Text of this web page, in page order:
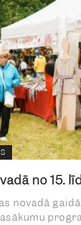
no 15.
novadā